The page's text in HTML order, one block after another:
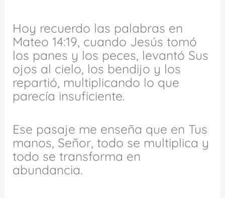
Hoy recuerdo las palabras en
Mateo 14:19, cuando Jesús tomó
los panes y los peces, levantó Sus
ojos al cielo, los bendijo y los
repartió, multiplicando lo que
parecía insuficiente.
Ese pasaje me enseña que en Tus
manos, Señor, todo se multiplica y
todo se transforma en
abundancia.